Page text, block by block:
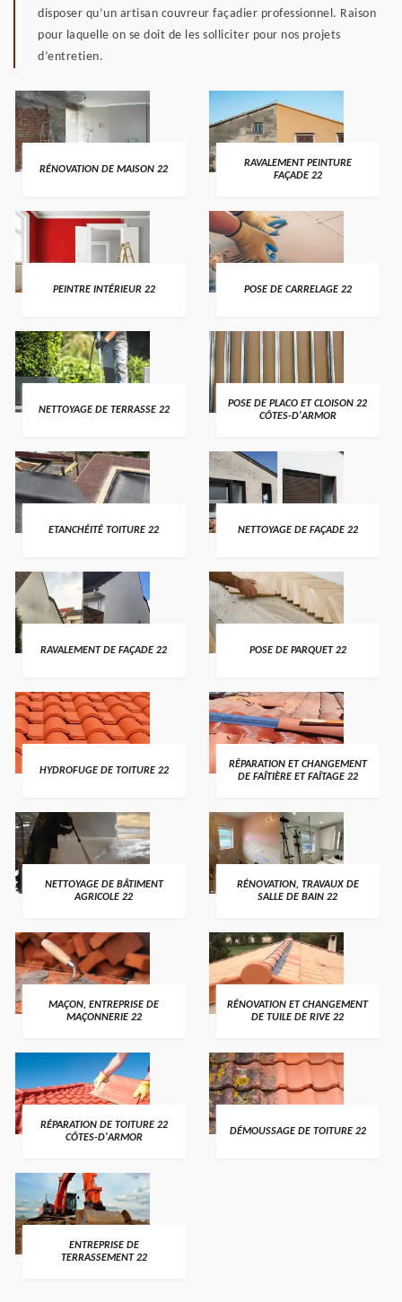
disposer qu’un artisan couvreur façadier professionnel. Raison
pour laquelle on se doit de les solliciter pour nos projets
d’entretien.
RÉNOVATION DE MAISON 22
RAVALEMENT PEINTURE
FAÇADE 22
PEINTRE INTÉRIEUR 22 POSE DE CARRELAGE 22
NETTOYAGE DE TERRASSE 22
POSE DE PLACO ET CLOISON 22
CÔTES-D'ARMOR
ETANCHÉITÉ TOITURE 22 NETTOYAGE DE FAÇADE 22
RAVALEMENT DE FAÇADE 22 POSE DE PARQUET 22
HYDROFUGE DE TOITURE 22
RÉPARATION ET CHANGEMENT
DE FAÎTIÈRE ET FAÎTAGE 22
NETTOYAGE DE BÂTIMENT
AGRICOLE 22
RÉNOVATION, TRAVAUX DE
SALLE DE BAIN 22
MAÇON, ENTREPRISE DE
MAÇONNERIE 22
RÉNOVATION ET CHANGEMENT
DE TUILE DE RIVE 22
RÉPARATION DE TOITURE 22
CÔTES-D'ARMOR
DÉMOUSSAGE DE TOITURE 22
ENTREPRISE DE
TERRASSEMENT 22